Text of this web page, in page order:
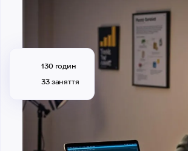
130 годин
33 заняття